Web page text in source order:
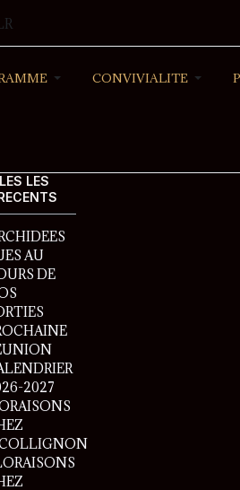
CONVIVIALITE
LES
AU
DE
2027